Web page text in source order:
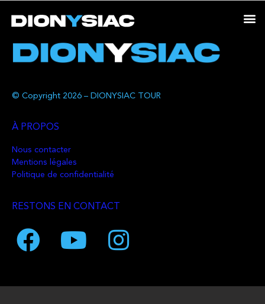
© Copyright 2026 – DIONYSIAC TOUR
À PROPOS
Nous contacter
Mentions légales
Politique de confidentialité
RESTONS EN CONTACT